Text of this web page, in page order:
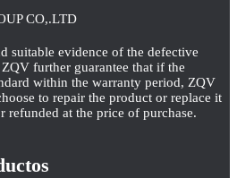
suitable evidence of the defective
further guarantee that if the
within the warranty period, ZQV
to repair the product or replace it
refunded at the price of purchase.